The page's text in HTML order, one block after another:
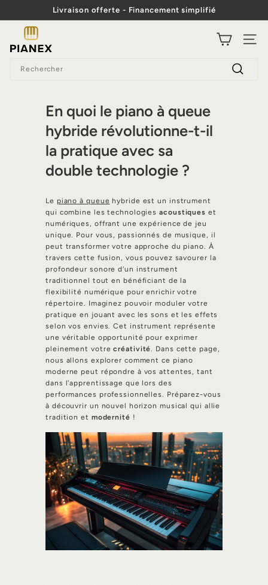
contenu
Diaporama
Livraison offerte - Financement simplifié
i
En quoi le piano à queue
hybride révolutionne-t-il
la pratique avec sa
double technologie ?
Le piano à queue hybride est un instrument
qui combine les technologiesacoustiques et
numériques, offrant une expérience de jeu
unique. Pour vous, passionnés de musique, il
peut transformer votre approche du piano. À
travers cette fusion, vous pouvez savourer la
profondeur sonore d'un instrument
traditionnel tout en bénéficiant de la
flexibilité numérique pour enrichir votre
répertoire. Imaginez pouvoir moduler votre
pratique en jouant avec les sons et les effets
selon vos envies. Cet instrument représente
une véritable opportunité pour exprimer
pleinement votre créativité . Dans cette page,
nous allons explorer comment ce piano
moderne peut répondre à vos attentes, tant
dans l'apprentissage que lors des
performances professionnelles. Préparez-vous
à découvrir un nouvel horizon musical qui allie
tradition et modernité !